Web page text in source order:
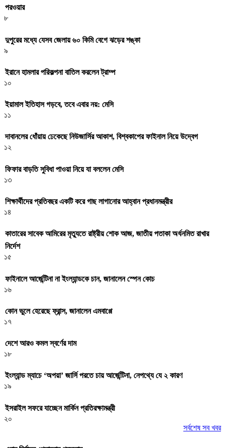
পরওয়ার
৮
দুপুরের মধ্যে যেসব জেলায় ৬০ কিমি বেগে ঝড়ের শঙ্কা
৯
ইরানে হামলার পরিকল্পনা বাতিল করলেন ট্রাম্প
১০
ইয়ামাল ইতিহাস গড়বে, তবে এবার নয়: মেসি
১১
দাবানলের ধোঁয়ায় ঢেকেছে নিউজার্সির আকাশ, বিশ্বকাপের ফাইনাল নিয়ে উদ্বেগ
১২
ফিফার বাড়তি সুবিধা পাওয়া নিয়ে যা বললেন মেসি
১৩
শিক্ষার্থীদের প্রতিবছর একটি করে গাছ লাগানোর আহ্বান প্রধানমন্ত্রীর
১৪
কাতারের সাবেক আমিরের মৃত্যুতে রাষ্ট্রীয় শোক আজ, জাতীয় পতাকা অর্ধনমিত রাখার
নির্দেশ
১৫
ফাইনালে আর্জেন্টিনা না ইংল্যান্ডকে চান, জানালেন স্পেন কোচ
১৬
কোন ভুলে হেরেছে ফ্রান্স, জানালেন এমবাপ্পে
১৭
দেশে আরও কমল স্বর্ণের দাম
১৮
ইংল্যান্ড ম্যাচে ‘অপয়া’ জার্সি পরতে চায় আর্জেন্টিনা, নেপথ্যে যে ২ কারণ
১৯
ইসরাইল সফরে যাচ্ছেন মার্কিন প্রতিরক্ষামন্ত্রী
২০
সর্বশেষ সব খবর